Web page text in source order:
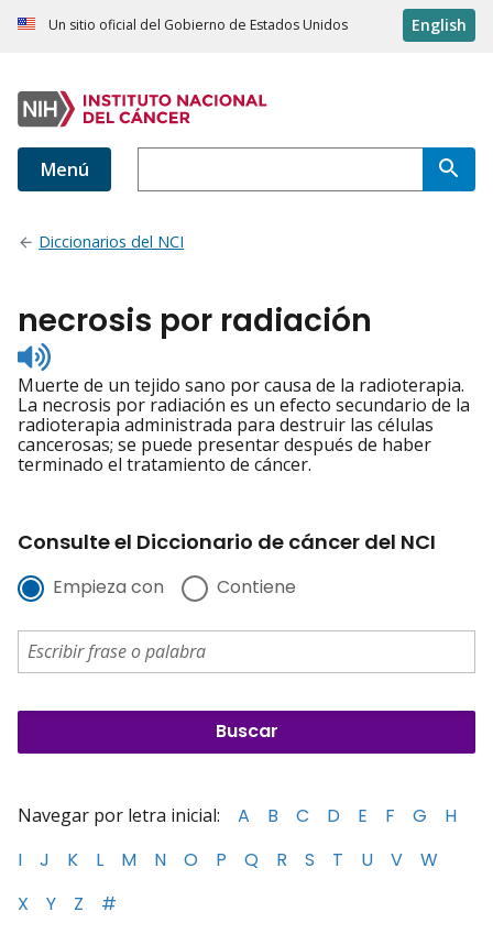
Un sitio oficial del Gobierno de Estados Unidos English
Menú
Diccionarios del NCI
necrosis por radiación
Listen
to
pronunciation
Muerte de un tejido sano por causa de la radioterapia.
La necrosis por radiación es un efecto secundario de la
radioterapia administrada para destruir las células
cancerosas; se puede presentar después de haber
terminado el tratamiento de cáncer.
Consulte el Diccionario de cáncer del NCI
Empieza con Contiene
Navegar por letra inicial: A B C D E F G
H
I
J K L M N O P Q R S T U V
W
X
Y Z #